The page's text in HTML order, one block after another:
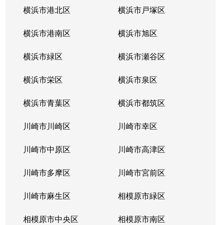
横浜市港北区 横浜市戸塚区
横浜市港南区 横浜市旭区
横浜市緑区 横浜市瀬谷区
横浜市栄区 横浜市泉区
横浜市青葉区 横浜市都筑区
川崎市川崎区 川崎市幸区
川崎市中原区 川崎市高津区
川崎市多摩区 川崎市宮前区
川崎市麻生区 相模原市緑区
相模原市中央区 相模原市南区